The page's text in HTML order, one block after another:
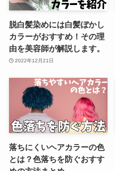
脱白髪染めには白髪ぼかし
カラーがおすすめ！その理
由を美容師が解説します。
2022年12月21日
落ちにくいヘアカラーの色
とは？色落ちを防ぐおすす